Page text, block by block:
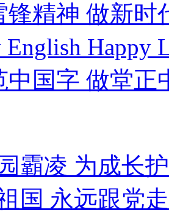
锋精神 做新时
English Happy
中国字 做堂正
霸凌 为成长
国 永远跟党走